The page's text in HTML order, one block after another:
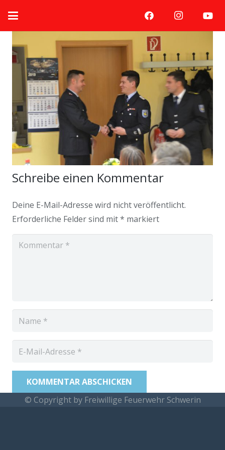
Schreibe einen Kommentar
Deine E-Mail-Adresse wird nicht veröffentlicht.
Erforderliche Felder sind mit* markiert
KOMMENTAR ABSCHICKEN
© Copyright by Freiwillige Feuerwehr Schwerin